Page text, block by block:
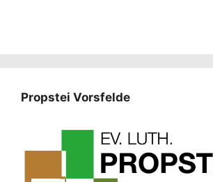
Propstei Vorsfelde